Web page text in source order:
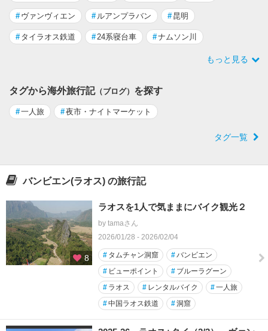
# ヴァンヴィエン # ルアンプラバン # 昆明
# タイラオス鉄道 # 24系寝台車 #ナムソン川
もっと見る
タグから海外旅行記（ブログ） を探す
#一人旅 #夜市・ナイトマーケット
タグ一覧
バンビエン(ラオス) の旅行記
8
ラオスを1人で気ままにバイク観光２
by tamaさん
2026/01/28 - 2026/02/04
# タムチャン洞窟 #バンビエン
# ビューポイント # ブルーラグーン
# ラオス # レンタルバイク #一人旅
#中国ラオス鉄道 #洞窟